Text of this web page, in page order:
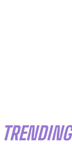
TRENDING